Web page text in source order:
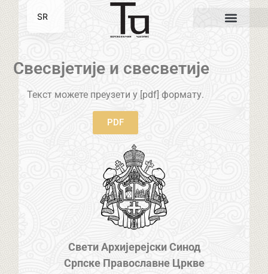
Свесвјетије и свесветије
Текст можете преузети у [pdf] формату.
PDF
Свети Архијерејски Синод
Српске Православне Цркве
SR
EN